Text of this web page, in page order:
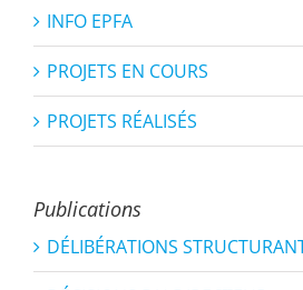
INFO EPFA
PROJETS EN COURS
PROJETS RÉALISÉS
Publications
DÉLIBÉRATIONS